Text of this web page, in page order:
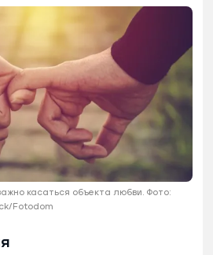
касаться объекта любви. Фото:
Fotodom